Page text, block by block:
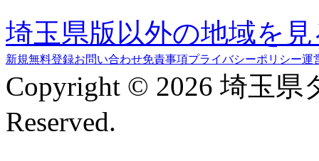
埼玉県版以外の地域を
新規無料登録お問い合わせ免責事項プライバシーポリシー運
Copyright © 2026 埼玉
Reserved.